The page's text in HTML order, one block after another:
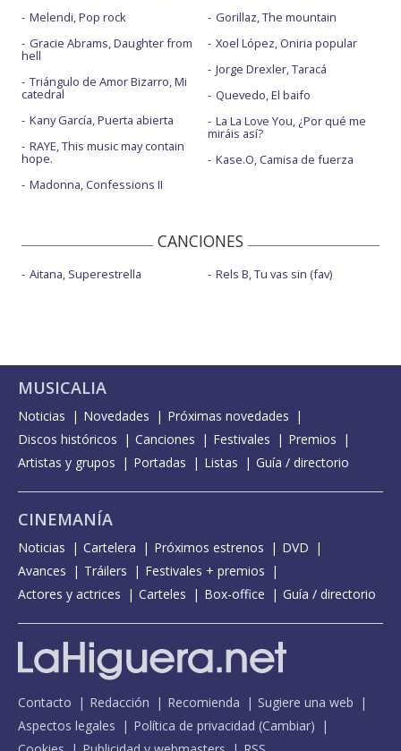
Melendi, Pop rock
Gracie Abrams, Daughter from
hell
Triángulo de Amor Bizarro, Mi
catedral
Kany García, Puerta abierta
RAYE, This music may contain
hope.
Madonna, Confessions II
Gorillaz, The mountain
Xoel López, Oniria popular
Jorge Drexler, Taracá
Quevedo, El baifo
La La Love You, ¿Por qué me
miráis así?
Kase.O, Camisa de fuerza
CANCIONES
Aitana, Superestrella Rels B, Tu vas sin (fav)
MUSICALIA
Noticias Novedades
Próximas novedades
Discos históricos
Canciones Festivales
Premios
Artistas y grupos
Portadas Listas Guía / directorio
CINEMANÍA
Noticias Cartelera Próximos estrenos
DVD
Avances
Tráilers
Festivales + premios
Actores y actrices
Carteles Box-office Guía / directorio
Contacto Redacción Recomienda
Sugiere una web
Aspectos legales
Política de privacidad (Cambiar)